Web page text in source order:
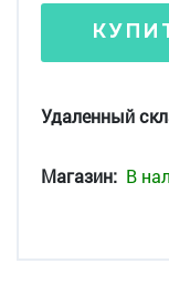
Удаленный
Магазин: В